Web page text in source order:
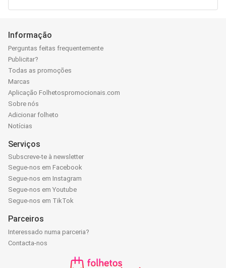
Informação
Perguntas feitas frequentemente
Publicitar?
Todas as promoções
Marcas
Aplicação Folhetospromocionais.com
Sobre nós
Adicionar folheto
Notícias
Serviços
Subscreve-te à newsletter
Segue-nos em Facebook
Segue-nos em Instagram
Segue-nos em Youtube
Segue-nos em TikTok
Parceiros
Interessado numa parceria?
Contacta-nos